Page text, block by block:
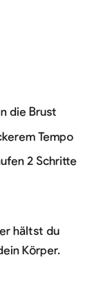
die Brust
Tempo
2 Schritte
hältst du
Körper.